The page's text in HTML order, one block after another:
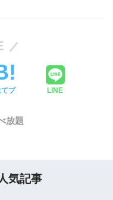
てブ LINE
放題
気記事